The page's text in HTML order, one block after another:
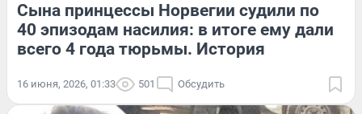
Сына принцессы Норвегии судили по
40 эпизодам насилия: в итоге ему дали
всего 4 года тюрьмы. История
16 июня, 2026, 01:33 501 Обсудить